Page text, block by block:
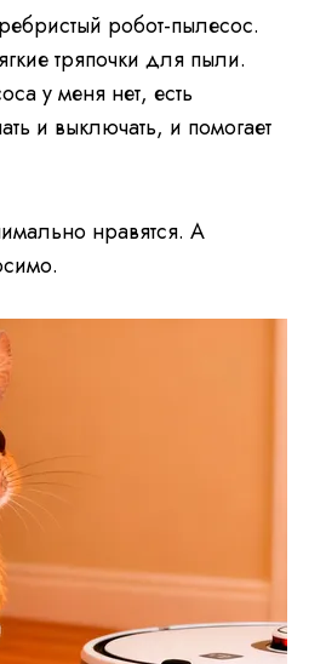
робот-пылесос.
тряпочки для пыли.
у меня нет, есть
и выключать, и помогает
нравятся. А